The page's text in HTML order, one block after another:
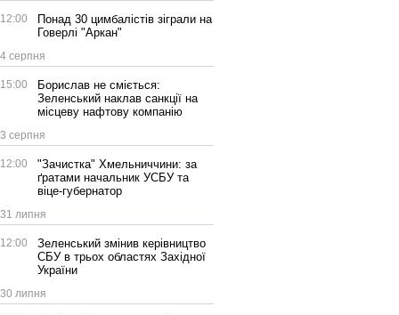
12:00
Понад 30 цимбалістів зіграли на
Говерлі "Аркан"
4 серпня
15:00
Борислав не сміється:
Зеленський наклав санкції на
місцеву нафтову компанію
3 серпня
12:00
"Зачистка" Хмельниччини: за
ґратами начальник УСБУ та
віце-губернатор
31 липня
12:00
Зеленський змінив керівництво
СБУ в трьох областях Західної
України
30 липня